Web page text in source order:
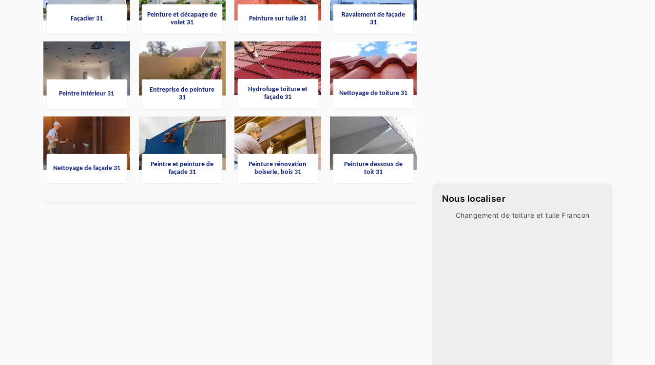
Façadier 31
Peinture et décapage de
volet 31
Peinture sur tuile 31
Ravalement de façade
31
Peintre intérieur 31
Entreprise de peinture
31
Hydrofuge toiture et
façade 31
Nettoyage de toiture 31
Nettoyage de façade 31
Peintre et peinture de
façade 31
Peinture rénovation
boiserie, bois 31
Peinture dessous de
toit 31
Nous localiser
Changement de toiture et tuile Francon